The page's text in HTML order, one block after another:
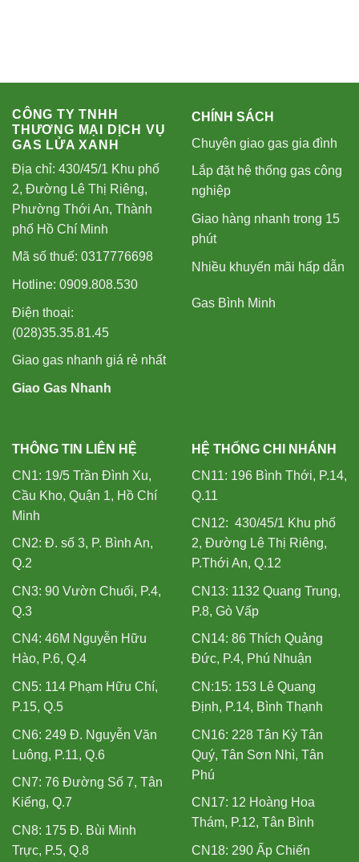
CÔNG TY TNHH
THƯƠNG MẠI DỊCH VỤ
GAS LỬA XANH
Địa chỉ: 430/45/1 Khu phố
2, Đường Lê Thị Riêng,
Phường Thới An, Thành
phố Hồ Chí Minh
Mã số thuế: 0317776698
Hotline: 0909.808.530
Điện thoại:
(028)35.35.81.45
Giao gas nhanh giá rẻ nhất
Giao Gas Nhanh
CHÍNH SÁCH
Chuyên giao gas gia đình
Lắp đặt hệ thống gas công
nghiệp
Giao hàng nhanh trong 15
phút
Nhiều khuyến mãi hấp dẫn
Gas Bình Minh
THÔNG TIN LIÊN HỆ
CN1: 19/5 Trần Đình Xu,
Cầu Kho, Quận 1, Hồ Chí
Minh
CN2: Đ. số 3, P. Bình An,
Q.2
CN3: 90 Vườn Chuối, P.4,
Q.3
CN4: 46M Nguyễn Hữu
Hào, P.6, Q.4
CN5: 114 Phạm Hữu Chí,
P.15, Q.5
CN6: 249 Đ. Nguyễn Văn
Luông, P.11, Q.6
CN7: 76 Đường Số 7, Tân
Kiểng, Q.7
CN8: 175 Đ. Bùi Minh
Trực, P.5, Q.8
HỆ THỐNG CHI NHÁNH
CN11: 196 Bình Thới, P.14,
Q.11
CN12: 430/45/1 Khu phố
2, Đường Lê Thị Riêng,
P.Thới An, Q.12
CN13: 1132 Quang Trung,
P.8, Gò Vấp
CN14: 86 Thích Quảng
Đức, P.4, Phú Nhuận
CN:15: 153 Lê Quang
Định, P.14, Bình Thạnh
CN16: 228 Tân Kỳ Tân
Quý, Tân Sơn Nhì, Tân
Phú
CN17: 12 Hoàng Hoa
Thám, P.12, Tân Bình
CN18: 290 Ấp Chiến